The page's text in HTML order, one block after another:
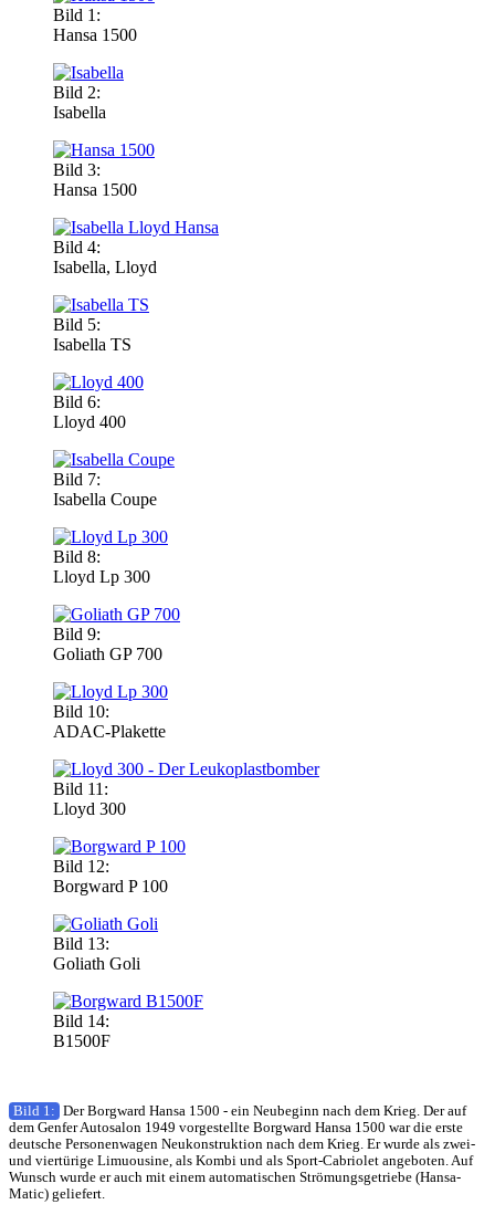
Bild 1:
Hansa 1500
Bild 2:
Isabella
Bild 3:
Hansa 1500
Bild 4:
Isabella, Lloyd
Bild 5:
Isabella TS
Bild 6:
Lloyd 400
Bild 7:
Isabella Coupe
Bild 8:
Lloyd Lp 300
Bild 9:
Goliath GP 700
Bild 10:
ADAC-Plakette
Bild 11:
Lloyd 300
Bild 12:
Borgward P 100
Bild 13:
Goliath Goli
Bild 14:
B1500F
Bild 1: Der Borgward Hansa 1500 - ein Neubeginn nach dem Krieg. Der auf
dem Genfer Autosalon 1949 vorgestellte Borgward Hansa 1500 war die erste
deutsche Personenwagen Neukonstruktion nach dem Krieg. Er wurde als zwei-
und viertürige Limuousine, als Kombi und als Sport-Cabriolet angeboten. Auf
Wunsch wurde er auch mit einem automatischen Strömungsgetriebe (Hansa-
Matic) geliefert.